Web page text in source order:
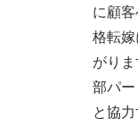
に顧
格転
がり
部パ
と協